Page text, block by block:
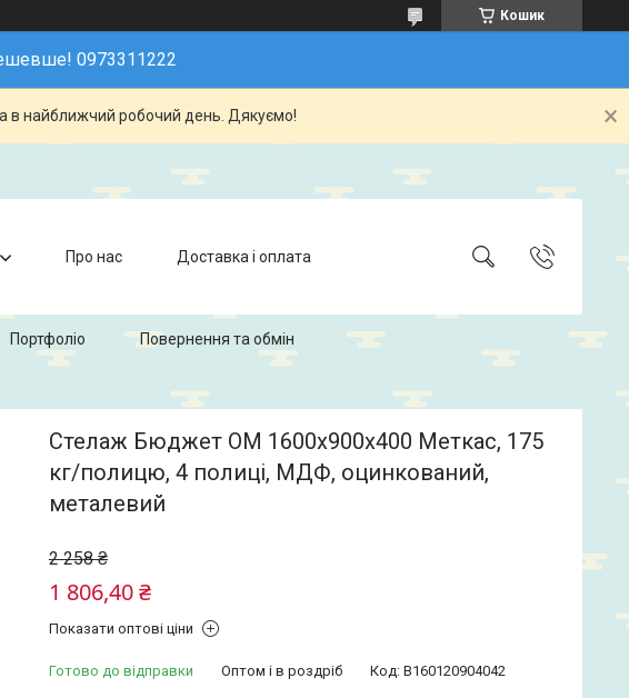
Кошик
0973311222
в найближчий робочий день. Дякуємо!
Про нас Доставка і оплата
Портфоліо Повернення та обмін
Стелаж Бюджет ОМ 1600х900х400 Меткас, 175
кг/полицю, 4 полиці, МДФ, оцинкований,
металевий
2 258 ₴
1 806,40 ₴
Показати оптові ціни
Готово до відправки Оптом і в роздріб Код: B160120904042